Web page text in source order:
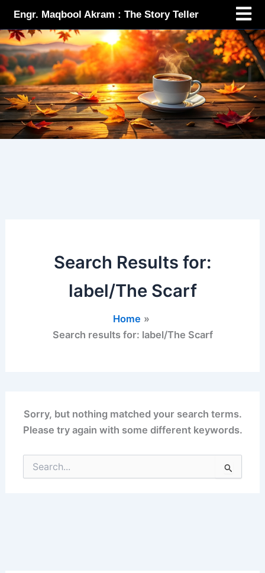
content
Engr. Maqbool Akram : The Story Teller
Menu
Search Results for:
label/The Scarf
Home
Search results for: label/The Scarf
Sorry, but nothing matched your search terms.
Please try again with some different keywords.
Search
for: